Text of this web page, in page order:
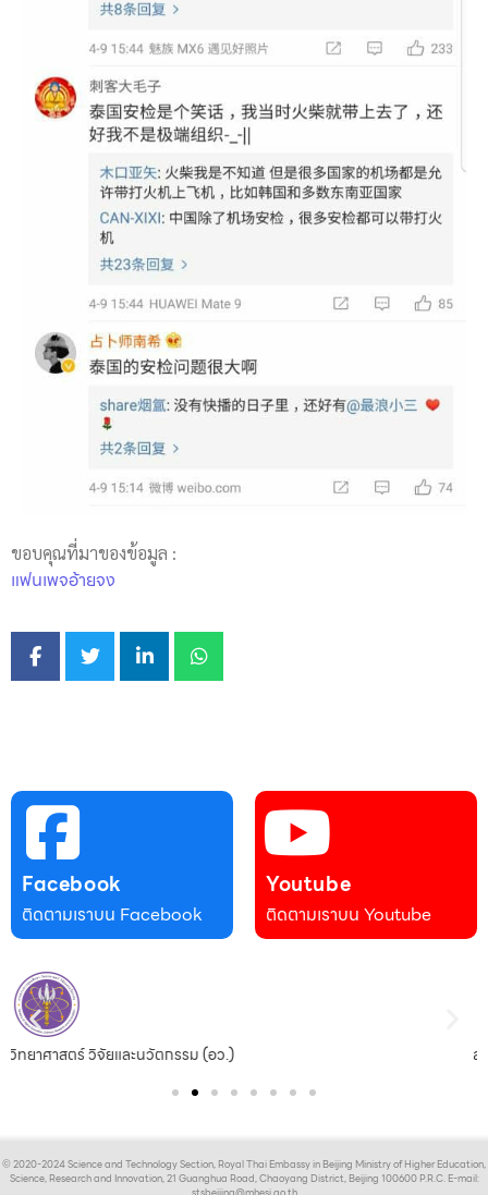
ขอบคุณที่มาของข้อมูล :
แฟนเพจอ้ายจง
Facebook
ติดตามเราบน Facebook
Youtube
ติดตามเราบน Youtube
สถานเอกอัครราชทูต ณ กรุงปักกิ่ง
© 2020-2024 Science and Technology Section, Royal Thai Embassy in Beijing Ministry of Higher Education,
Science, Research and Innovation, 21 Guanghua Road, Chaoyang District, Beijing 100600 P.R.C. E-mail: